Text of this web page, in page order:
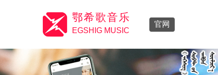
 鄂希歌音乐
EGSHIG MUSIC
官网